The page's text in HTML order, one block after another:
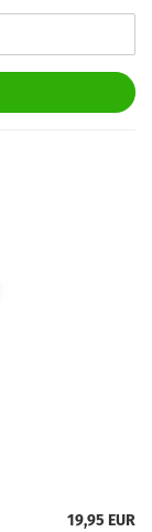
19,95 EUR